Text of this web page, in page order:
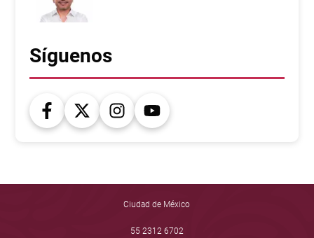
Síguenos
Ciudad de México
55 2312 6702